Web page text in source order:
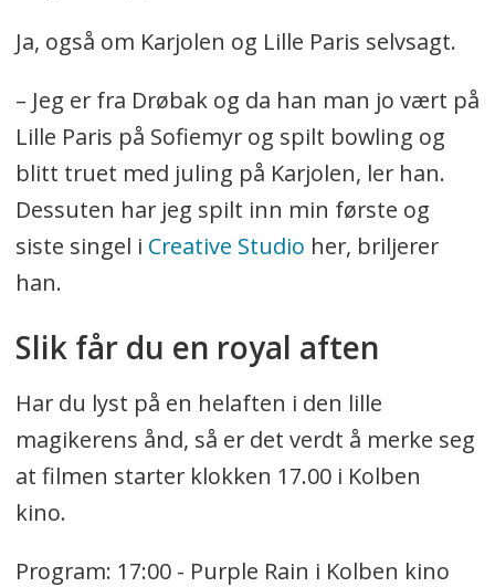
Ja, også om Karjolen og Lille Paris selvsagt.
– Jeg er fra Drøbak og da han man jo vært på
Lille Paris på Sofiemyr og spilt bowling og
blitt truet med juling på Karjolen, ler han.
Dessuten har jeg spilt inn min første og
siste singel i Creative Studio her, briljerer
han.
Slik får du en royal aften
Har du lyst på en helaften i den lille
magikerens ånd, så er det verdt å merke seg
at filmen starter klokken 17.00 i Kolben
kino.
Program: 17:00 - Purple Rain i Kolben kino